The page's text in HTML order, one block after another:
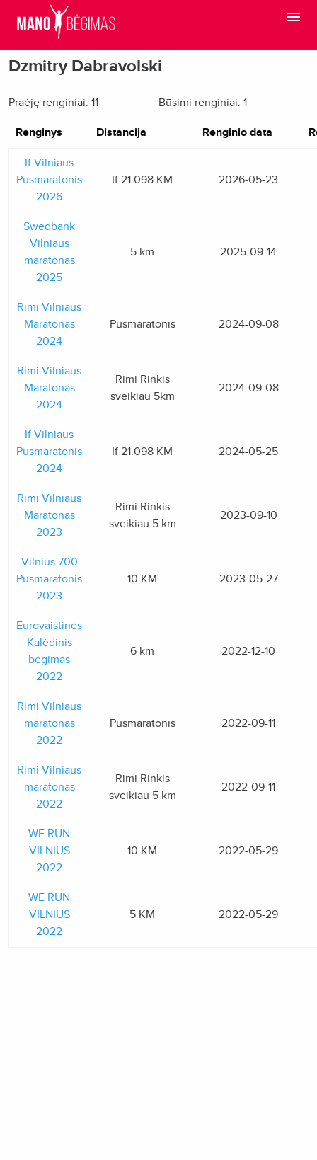
Dzmitry Dabravolski
Praėję renginiai: 11 Būsimi renginiai: 1
Renginys Distancija Renginio data
If Vilniaus
Pusmaratonis
2026
If 21.098 KM 2026-05-23
Swedbank
Vilniaus
maratonas
2025
5 km 2025-09-14
Rimi Vilniaus
Maratonas
2024
Pusmaratonis 2024-09-08
Rimi Vilniaus
Maratonas
2024
Rimi Rinkis
sveikiau 5km
2024-09-08
If Vilniaus
Pusmaratonis
2024
If 21.098 KM 2024-05-25
Rimi Vilniaus
Maratonas
2023
Rimi Rinkis
sveikiau 5 km
2023-09-10
Vilnius 700
Pusmaratonis
2023
10 KM 2023-05-27
Eurovaistinės
Kalėdinis
bėgimas
2022
6 km 2022-12-10
Rimi Vilniaus
maratonas
2022
Pusmaratonis 2022-09-11
Rimi Vilniaus
maratonas
2022
Rimi Rinkis
sveikiau 5 km
2022-09-11
WE RUN
VILNIUS
2022
10 KM 2022-05-29
WE RUN
VILNIUS
2022
5 KM 2022-05-29